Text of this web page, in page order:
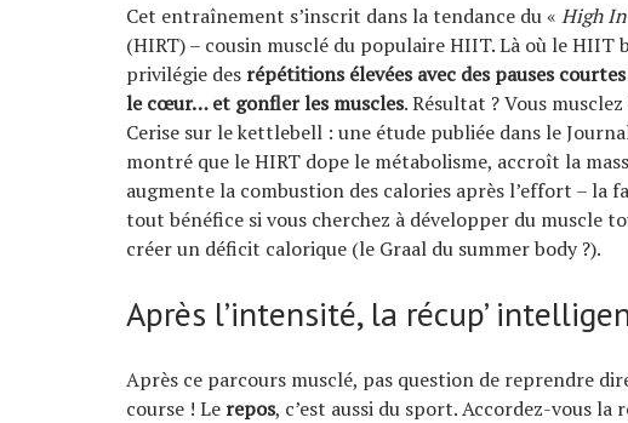
Cet entraînement s’inscrit dans la tendance du « High
(HIRT) – cousin musclé du populaire HIIT. Là où le HIIT
privilégie des répétitions élevées avec des pauses
le cœur… et gonfler les muscles. Résultat ? Vous
Cerise sur le kettlebell : une étude publiée dans le
montré que le HIRT dope le métabolisme, accroît la
augmente la combustion des calories après l’effort – la
tout bénéfice si vous cherchez à développer du muscle
créer un déficit calorique (le Graal du summer body ?).
Après l’intensité, la récup’
Après ce parcours musclé, pas question de reprendre
course ! Le repos, c’est aussi du sport. Accordez-vous